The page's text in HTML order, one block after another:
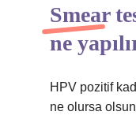
Smear
ne
HPV pozitif
ne olursa